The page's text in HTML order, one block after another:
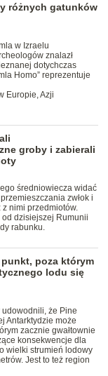
różnych gatunków
w Izraelu
znalazł
dotychczas
Homo” reprezentuje
Europie, Azji
groby i zabierali
średniowiecza widać
zwłok i
z nimi przedmiotów.
od dzisiejszej Rumunii
rabunku.
punkt, poza którym
lodu się
że Pine
Antarktydzie może
zacznie gwałtownie
konsekwencje dla
wielki strumień lodowy
Jest to też region